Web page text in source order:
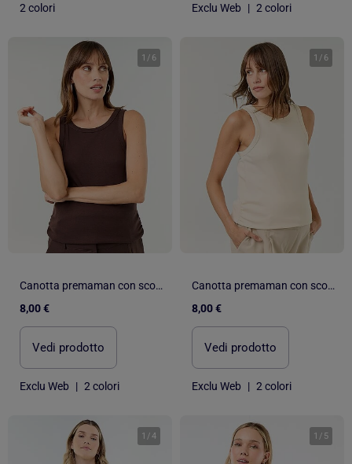
2 colori Exclu Web | 2 colori
1 / 6
Canotta premaman con scollo all'americana
8,00 €
Vedi prodotto
Exclu Web | 2 colori
1 / 6
Canotta premaman con scollo all'americana
8,00 €
Vedi prodotto
Exclu Web | 2 colori
1 /4 1 / 5